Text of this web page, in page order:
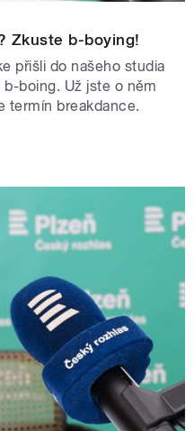
Zkuste b-boying!
přišli do našeho studia
boing. Už jste o něm
termín breakdance.